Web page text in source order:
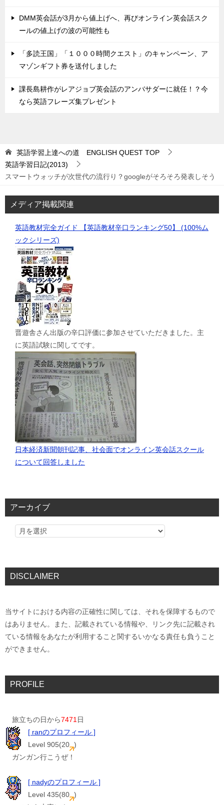
DMM英会話が3月から値上げへ、再びオンライン英会話スク
ールの値上げの波の可能性も
「多読王国」「１０００時間クエスト」のキャンペーン、ア
マゾンギフト券を送付しました
課長島耕作がレアジョブ英会話のアンバサダーに就任！？今
なら英語フレーズ集プレゼント
英語学習上達への道 ENGLISH QUEST TOP
英語学習日記(2013)
スマートウォッチが次世代の流行り？googleがそろそろ発表しそう
メディア掲載関連
英語教材完全ガイド 【英語教材辛口ランキング50】 (100%ム
ックシリーズ)
晋遊舎さん出版の辛口評価に参加させていただきました。主
に英語試験に関してです。
日本経済新聞朝刊記事、社会面でオンライン英会話スクール
について回答しました
アーカイブ
DISCLAIMER
当サイトにおける内容の正確性に関しては、それを保障するもので
はありません。また、記載されている情報や、リンク先に記載され
ている情報をあなたが利用すること関するいかなる責任も負うこと
ができません。
PROFILE
旅立ちの日から7471日
[ ranのプロフィール ]
Level 905(20 )
ガンガン行こうぜ！
[ nadyのプロフィール ]
Level 435(80 )